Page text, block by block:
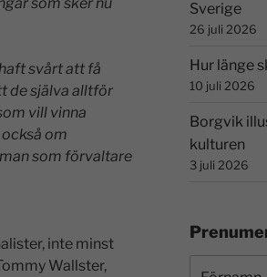
svårt att få
de själva alltför
vill vinna
om
som förvaltare
inte minst
Wallster,
Sverige
26 juli 2026
Hur länge
10 juli 2026
Borgvik
kulturen
3 juli 2026